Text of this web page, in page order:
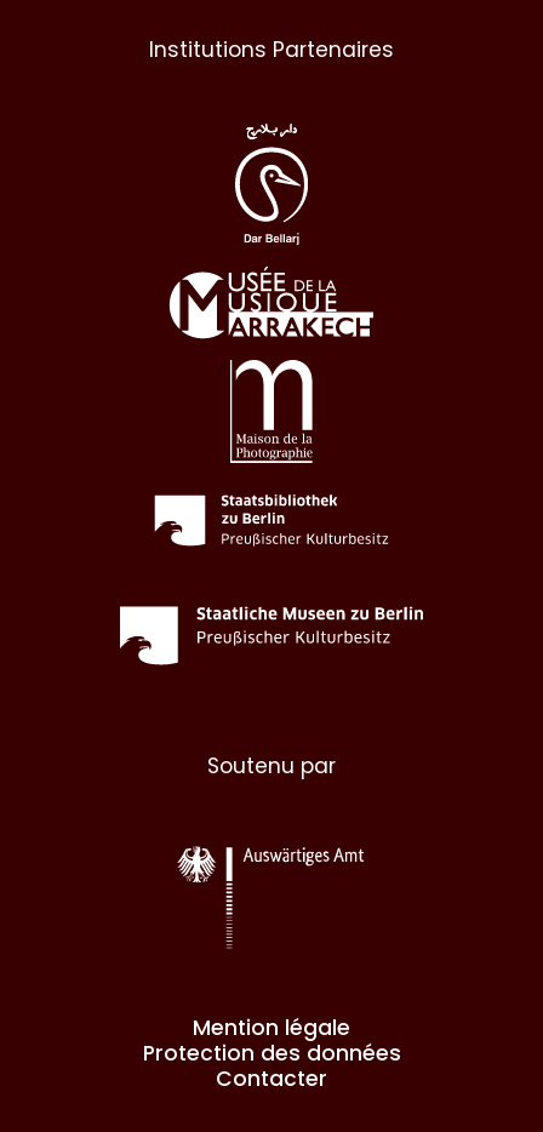
Institutions Partenaires
Soutenu par
Mention légale
Protection des données
Contacter